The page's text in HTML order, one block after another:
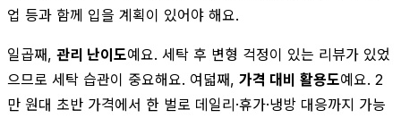
업 등과 함께 입을 계획이 있어야 해요.
일곱째, 관리 난이도예요. 세탁 후 변형 걱정이 있는 리뷰가 있었
으므로 세탁 습관이 중요해요. 여덟째, 가격 대비 활용도예요. 2
만 원대 초반 가격에서 한 벌로 데일리·휴가·냉방 대응까지 가능